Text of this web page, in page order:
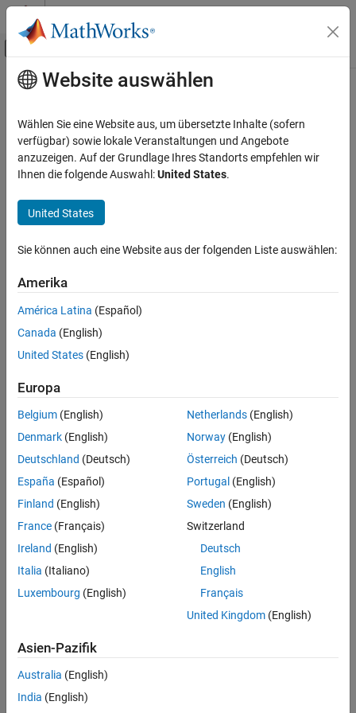
Weiter zum Inhalt
Umschaltung für Off-Canvas-
Startseite der Dokumentation
MATLAB Coder
Code Generation
Code Generation Fundamentals
Configuring Code Generation
format
Description
Properties
Programmatic Use
Hauptinhalt
Generated source and header file
name format
File name customization macro
Description
App Configuration Pane:
Macro that specifies the customization of generated file names
with additional characters and tokens. For more information, see
Customize C/C++ File Names Generated from MATLAB Code
$N$M
This setting is the default setting.
character vector
Programmatic Use
Property:CustomFileNameStr
'$N$M'
Default:
Version History
See Also
coder.EmbeddedCodeConfig
Topics
Website auswählen
Wählen Sie eine Website aus, um übersetzte Inhalte (sofern
verfügbar) sowie lokale Veranstaltungen und Angebote
anzuzeigen. Auf der Grundlage Ihres Standorts empfehlen wir
Ihnen die folgende Auswahl:United States.
United States
Sie können auch eine Website aus der folgenden Liste auswählen:
Amerika
América Latina (Español)
Canada (English)
United States (English)
Europa
Belgium (English)
Denmark (English)
Deutschland (Deutsch)
España (Español)
Finland (English)
France (Français)
Ireland (English)
Italia (Italiano)
Luxembourg (English)
Netherlands(English)
Norway(English)
Österreich (Deutsch)
Portugal (English)
Sweden (English)
Switzerland
Deutsch
English
Français
United Kingdom(English)
Asien-Pazifik
Australia (English)
India (English)